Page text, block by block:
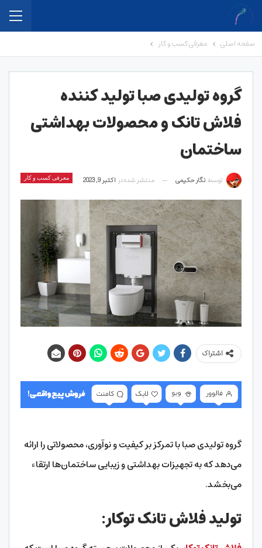
صفحه اصلی معرفی کسب و کار
گروه تولیدی صبا تولید کننده
فلاش تانک و محصولات بهداشتی
ساختمان
معرفی کسب و کار توسط نگار حکیمی منتشر شده در اکتبر 9, 2023
اشتراک
گروه تولیدی صبا با تمرکز بر کیفیت و نوآوری، محصولاتی را ارائه
می‌دهد که به تجهیزات بهداشتی و زیبایی ساختمان‌ها ارتقاء
می‌بخشد.
تولید فلاش تانک توکار: